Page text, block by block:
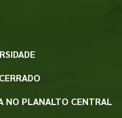
NO PLANALTO CENTRAL